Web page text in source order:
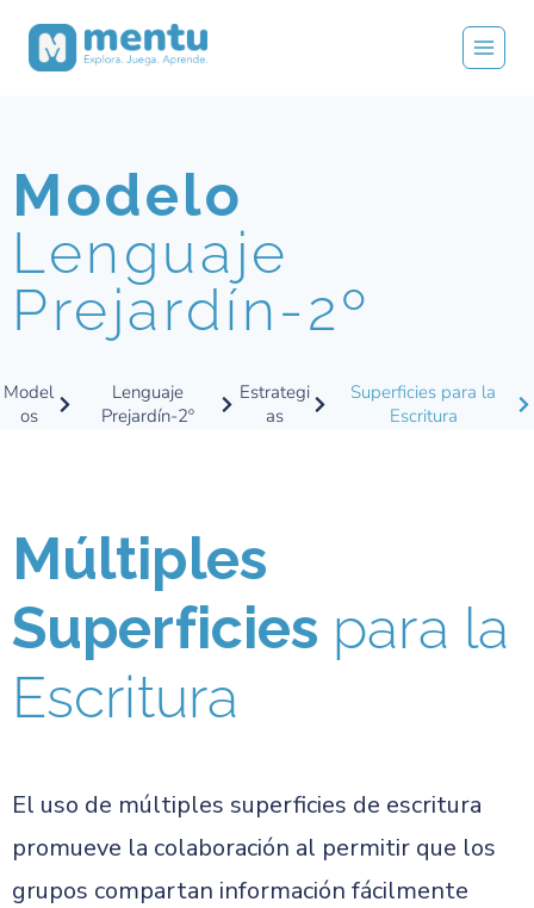
Modelo
Lenguaje
Prejardín-2º
Model
os
Lenguaje
Prejardín-2º
Estrategi
as
Superficies para la
Escritura
Múltiples
Superficies para la
Escritura
El uso de múltiples superficies de escritura
promueve la colaboración al permitir que los
grupos compartan información fácilmente